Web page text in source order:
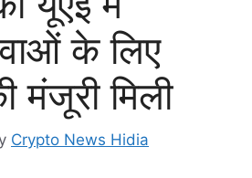
के लिए
मंजूरी मिली
Crypto News Hidia